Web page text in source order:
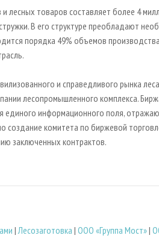
лесных товаров составляет более 4
В его структуре преобладают
порядка 49% объемов
и справедливого рынка
лесопромышленного комплекса.
информационного поля,
комитета по биржевой
заключенных контрактов.
| Лесозаготовка | ООО «Группа Мост»|